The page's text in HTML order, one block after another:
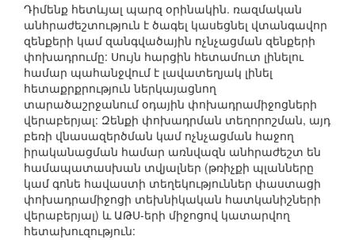
Դիմենք հետևյալ պարզ օրինակին. ռազմական
անհրաժեշտություն է ծագել կասեցնել վտանգավոր
զենքերի կամ զանգվածային ոչնչացման զենքերի
փոխադրումը: Սույն հարցին հետամուտ լինելու
համար պահանջվում է լավատեղյակ լինել
հետաքրքրություն ներկայացնող
տարածաշրջանում օդային փոխադրամիջոցների
վերաբերյալ: Զենքի փոխադրման տեղորոշման, այդ
բեռի վնասազերծման կամ ոչնչացման հաջող
իրականացման համար առնվազն անհրաժեշտ են
համապատասխան տվյալներ (թռիչքի պլանները
կամ գոնե հավաստի տեղեկություններ փաստացի
փոխադրամիջոցի տեխնիկական հատկանիշների
վերաբերյալ) և ԱԹՍ-երի միջոցով կատարվող
հետախուզություն: